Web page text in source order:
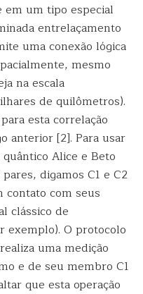
em um tipo especial
entrelaçamento
uma conexão lógica
mesmo
na escala
de quilômetros).
esta correlação
anterior [2]. Para usar
Alice e Beto
digamos C1 e C2
contato com seus
clássico de
exemplo). O protocolo
uma medição
e de seu membro C1
que esta operação